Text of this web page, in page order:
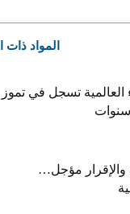
المواد ذات
العالمية تسجل في تموز
والإقرار مؤجل…